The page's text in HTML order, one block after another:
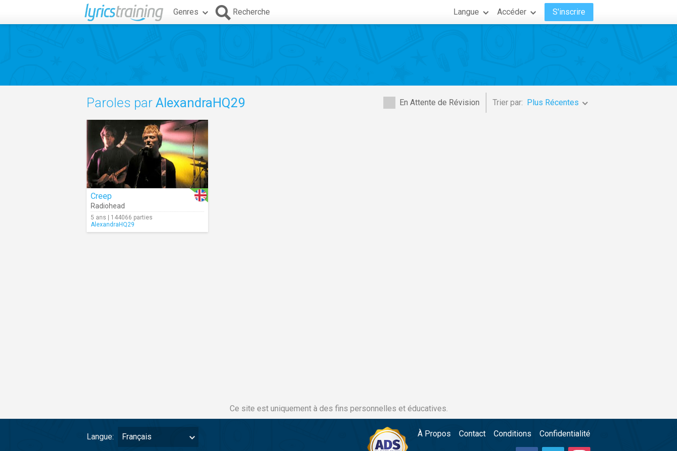
Genres Recherche Langue Accéder S'inscrire
En Attente de Révision Trier par: Plus Récentes
Paroles par AlexandraHQ29
Creep
Radiohead
5 ans | 144066 parties
AlexandraHQ29
Ce site est uniquement à des fins personnelles et éducatives.
Langue: Français À Propos Contact Conditions Confidentialité